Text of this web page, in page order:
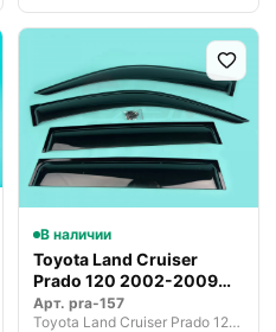
В наличии
Toyota Land Cruiser
Prado 120 2002-2009
ветровики…
Арт. pra-157
Toyota Land Cruiser Prado 120 рестайлинг (2007—2009)